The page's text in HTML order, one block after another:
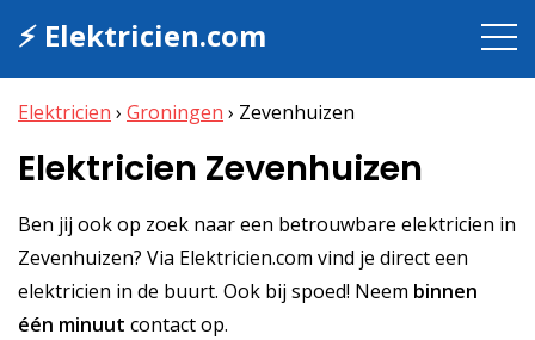
⚡ Elektricien.com
Elektricien › Groningen › Zevenhuizen
Elektricien Zevenhuizen
Ben jij ook op zoek naar een betrouwbare elektricien in
Zevenhuizen? Via Elektricien.com vind je direct een
elektricien in de buurt. Ook bij spoed! Neem binnen
één minuut contact op.